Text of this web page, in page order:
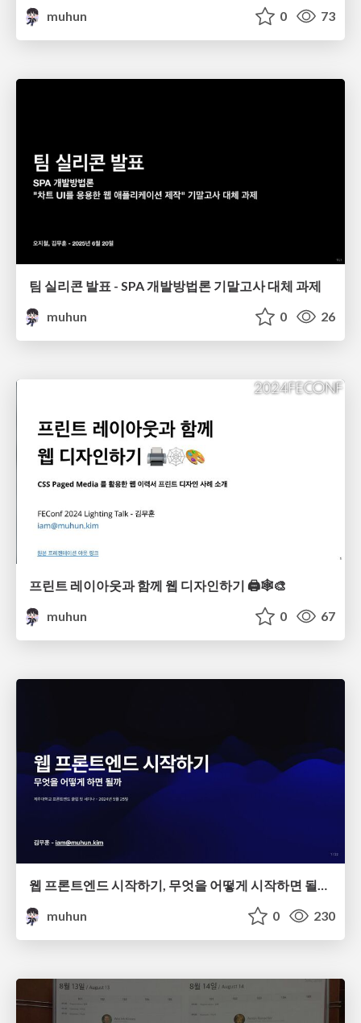
muhun
0 73
팀 실리콘 발표 - SPA 개발방법론 기말고사 대체 과제
muhun
0 26
프린트 레이아웃과 함께 웹 디자인하기 🖨️🕸️🎨
muhun
0 67
웹 프론트엔드 시작하기, 무엇을 어떻게 시작하면 될까?
muhun
0 230